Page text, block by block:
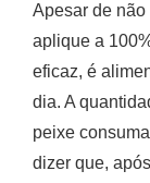
Apesar de
aplique a
eficaz, é
dia. A
peixe
dizer que,